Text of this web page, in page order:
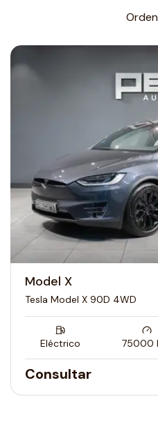
Model X
Tesla Model X 90D 4WD
Eléctrico 75000
Consultar